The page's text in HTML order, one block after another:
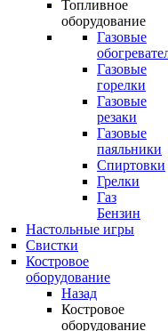
Топливное
оборудование
Газовые
Газовые
горелки
Газовые
резаки
Газовые
паяльники
Спиртовки
Грелки
Газ
Бензин
Настольные игры
Свистки
Костровое
оборудование
Назад
Костровое
оборудование